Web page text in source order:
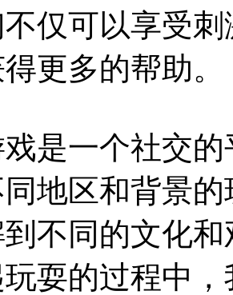
仅可以享受
更多的帮助。
是一个社交
地区和背景
不同的文化
耍的过程中